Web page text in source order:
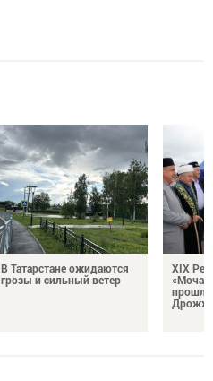
В Татарстане ожидаются
грозы и сильный ветер
XIX